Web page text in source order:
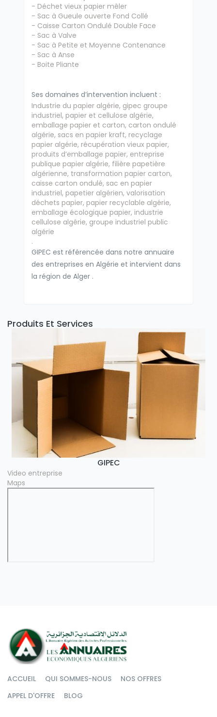
- Déchet vieux papier mêler
- Sac à Gueule ouverte Fond Collé
- Caisse Carton Ondulé Double Face
- Sac à Valve
- Sac à Petite et Moyenne Contenance
- Sac à Anse
- Boite Pliante
Ses domaines d’intervention incluent :
Industrie du papier algérie, gipec groupe
industriel, papier et cellulose algérie,
emballage papier et carton, carton ondulé
algérie, sacs en papier kraft, recyclage
papier algérie, récupération vieux papier,
produits d’emballage papier, entreprise
publique papier algérie, filière papetière
algérienne, transformation papier carton,
caisse carton ondulé, sac en papier
industriel, papetier algérien, valorisation
déchets papier, papier recyclable algérie,
emballage écologique papier, industrie
cellulose algérie, groupe industriel public
algérie
.
GIPEC est référencée dans notre annuaire
des entreprises en Algérie et intervient dans
la région de Alger .
Produits Et Services
Video entreprise
Maps
ACCUEIL QUI SOMMES-NOUS
NOS OFFRES
APPEL D'OFFRE
BLOG